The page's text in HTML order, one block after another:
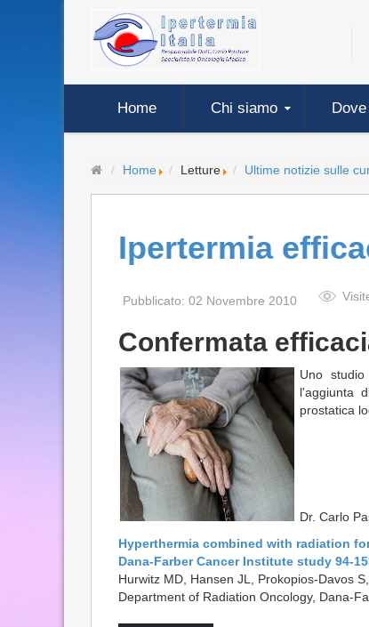
Home Chi siamo
Home Letture Ultime notizie sulle
Ipertermia
Pubblicato: 02 Novembre 2010
Confermata
Uno
l'aggiunta
prostatica
Dr. Carlo
Hyperthermia combined with radiation
Dana-Farber Cancer Institute study 94-
Hurwitz MD, Hansen JL, Prokopios-Davos
Department of Radiation Oncology, Dana-